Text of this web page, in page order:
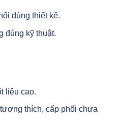
đúng thiết kế.
đúng kỹ thuật.
liệu cao.
thích, cấp phối chưa